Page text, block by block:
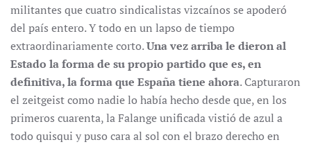
militantes que cuatro sindicalistas vizcaínos se apoderó
del país entero. Y todo en un lapso de tiempo
extraordinariamente corto.Una vez arriba le dieron al
Estado la forma de su propio partido que es, en
definitiva, la forma que España tiene ahora. Capturaron
el zeitgeist como nadie lo había hecho desde que, en los
primeros cuarenta, la Falange unificada vistió de azul a
todo quisqui y puso cara al sol con el brazo derecho en